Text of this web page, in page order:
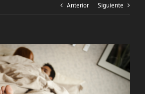
Anterior Siguiente